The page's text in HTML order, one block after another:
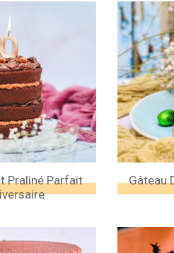
Praliné Parfait
Gâteau